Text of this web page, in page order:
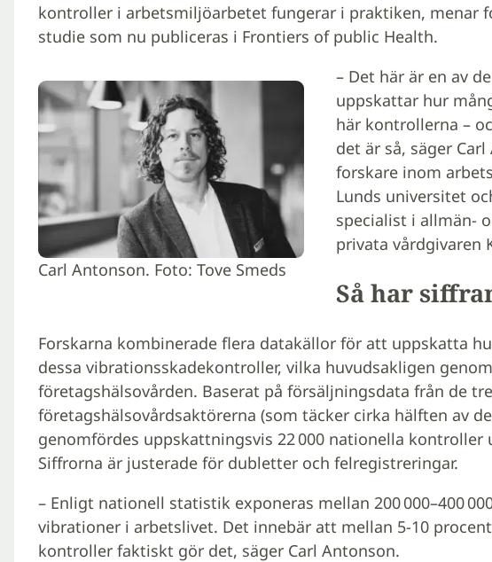
kontroller i arbetsmiljöarbetet fungerar i praktiken, menar
studie som nu publiceras i Frontiers of public Health.
Carl Antonson. Foto: Tove Smeds
– Det här är en av
uppskattar hur
här kontrollerna –
det är så, säger
forskare inom
Lunds universitet
specialist i allmän-
privata vårdgivaren
Så har
Forskarna kombinerade flera datakällor för att uppskatta
dessa vibrationsskadekontroller, vilka huvudsakligen
företagshälsovården. Baserat på försäljningsdata från de
företagshälsovårdsaktörerna (som täcker cirka hälften av
genomfördes uppskattningsvis 22 000 nationella kontroller
Siffrorna är justerade för dubletter och felregistreringar.
– Enligt nationell statistik exponeras mellan 200 000–400
vibrationer i arbetslivet. Det innebär att mellan 5-10
kontroller faktiskt gör det, säger Carl Antonson.